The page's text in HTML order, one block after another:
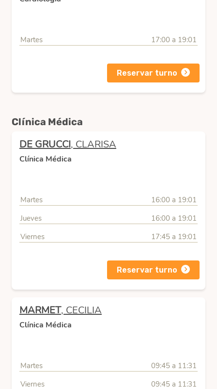
Martes 17:00 a 19:01
Reservar turno
Clínica Médica
DE GRUCCI, CLARISA
Clínica Médica
Martes
16:00 a 19:01
Jueves
16:00 a 19:01
Viernes
17:45 a 19:01
Reservar turno
MARMET, CECILIA
Clínica Médica
Martes
09:45 a 11:31
Viernes
09:45 a 11:31